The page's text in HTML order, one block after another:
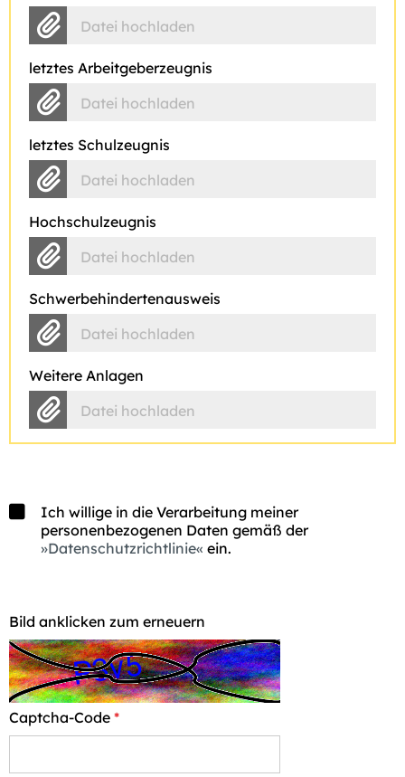
Datei hochladen
letztes Arbeitgeberzeugnis
Datei hochladen
letztes Schulzeugnis
Datei hochladen
Hochschulzeugnis
Datei hochladen
Schwerbehindertenausweis
Datei hochladen
Weitere Anlagen
Datei hochladen
Ich willige in die Verarbeitung meiner
personenbezogenen Daten gemäß der
Datenschutzrichtlinie ein.
Bild anklicken zum erneuern
Captcha-Code *